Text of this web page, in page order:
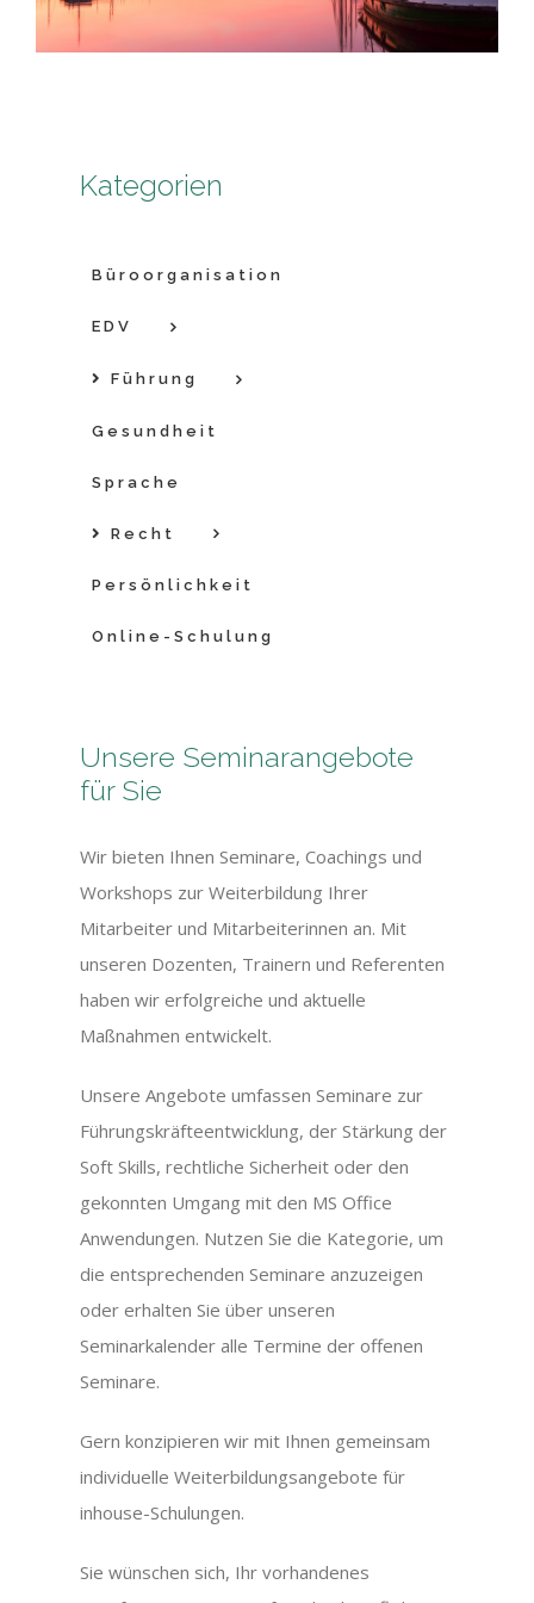
Kategorien
Büroorganisation
EDV
Führung
Gesundheit
Sprache
Recht
Persönlichkeit
Online-Schulung
Unsere Seminarangebote
für Sie
Wir bieten Ihnen Seminare, Coachings und
Workshops zur Weiterbildung Ihrer
Mitarbeiter und Mitarbeiterinnen an. Mit
unseren Dozenten, Trainern und Referenten
haben wir erfolgreiche und aktuelle
Maßnahmen entwickelt.
Unsere Angebote umfassen Seminare zur
Führungskräfteentwicklung, der Stärkung der
Soft Skills, rechtliche Sicherheit oder den
gekonnten Umgang mit den MS Office
Anwendungen. Nutzen Sie die Kategorie, um
die entsprechenden Seminare anzuzeigen
oder erhalten Sie über unseren
Seminarkalender alle Termine der offenen
Seminare.
Gern konzipieren wir mit Ihnen gemeinsam
individuelle Weiterbildungsangebote für
inhouse-Schulungen.
Sie wünschen sich, Ihr vorhandenes